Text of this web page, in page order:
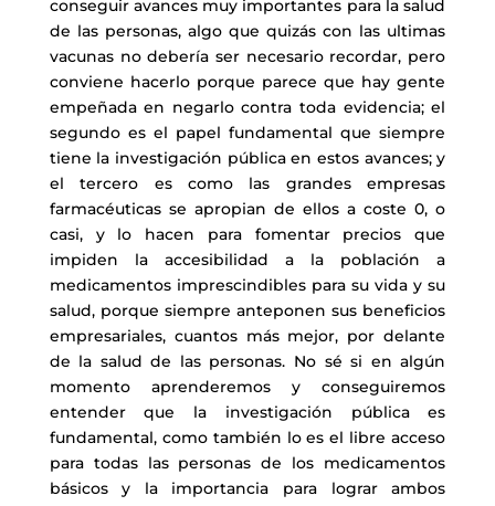
conseguir avances muy importantes para la salud
de las personas, algo que quizás con las ultimas
vacunas no debería ser necesario recordar, pero
conviene hacerlo porque parece que hay gente
empeñada en negarlo contra toda evidencia; el
segundo es el papel fundamental que siempre
tiene la investigación pública en estos avances; y
el tercero es como las grandes empresas
farmacéuticas se apropian de ellos a coste 0, o
casi, y lo hacen para fomentar precios que
impiden la accesibilidad a la población a
medicamentos imprescindibles para su vida y su
salud, porque siempre anteponen sus beneficios
empresariales, cuantos más mejor, por delante
de la salud de las personas. No sé si en algún
momento aprenderemos y conseguiremos
entender que la investigación pública es
fundamental, como también lo es el libre acceso
para todas las personas de los medicamentos
básicos y la importancia para lograr ambos